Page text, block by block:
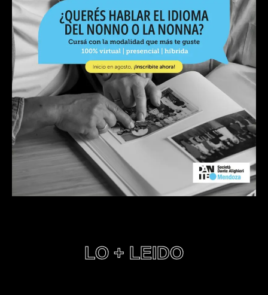
LO + LEIDO